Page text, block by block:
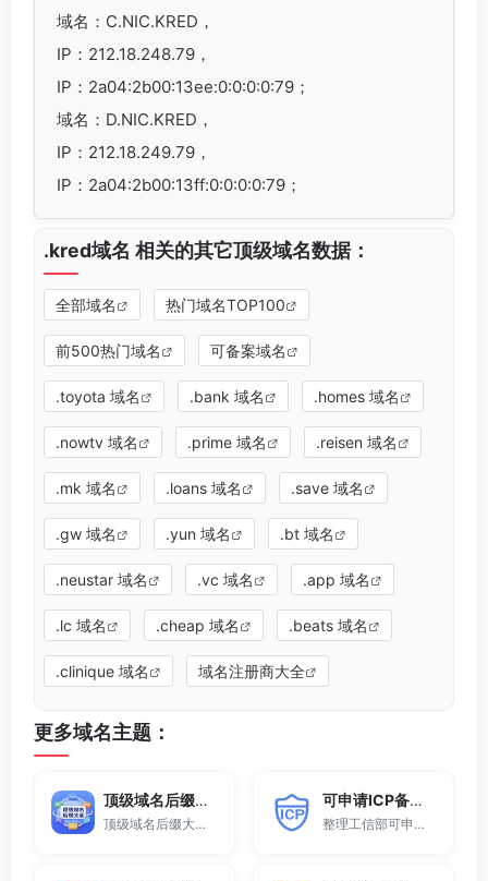
域名：C.NIC.KRED，
IP：212.18.248.79，
IP：2a04:2b00:13ee:0:0:0:0:79；
域名：D.NIC.KRED，
IP：212.18.249.79，
IP：2a04:2b00:13ff:0:0:0:0:79；
.kred域名 相关的其它顶级域名数据：
全部域名 热门域名TOP100
前500热门域名 可备案域名
.toyota 域名 .bank 域名 .homes 域名
.nowtv 域名 .prime 域名 .reisen 域名
.mk 域名 .loans 域名 .save 域名
.gw 域名 .yun 域名 .bt 域名
.neustar 域名 .vc 域名 .app 域名
.lc 域名 .cheap 域名 .beats 域名
.clinique 域名 域名注册商大全
更多域名主题：
顶级域名后缀大全
顶级域名后缀大全收录全球已开放注册的所有TLD后缀，包括gTLD、ccTLD、品牌域名后缀等。
可申请ICP备案域名后缀大全
整理工信部可申请ICP网站备案的域名后缀大全。